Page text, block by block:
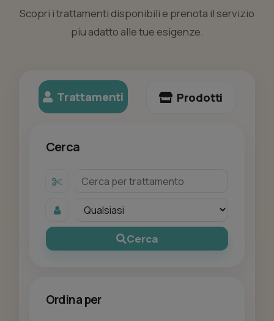
Scopri i trattamenti disponibili e prenota il servizio
piu adatto alle tue esigenze.
Trattamenti Prodotti
Cerca
Cerca
Ordina per